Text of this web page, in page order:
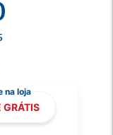
GRÁTIS